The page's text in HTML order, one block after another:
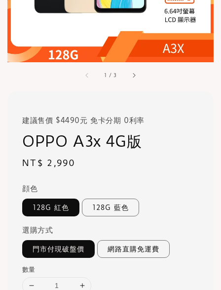
1 / 3
建議售價 $4490元 免卡分期 0利率
OPPO A3x 4G版
Regular
NT$ 2,990
顔色
128G 紅色 128G 藍色
選購方式
門市付現破盤價 網路直購免運費
數量